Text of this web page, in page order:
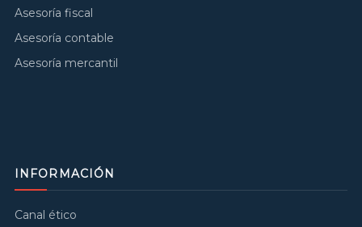
Asesoría fiscal
Asesoría contable
Asesoría mercantil
INFORMACIÓN
Canal ético